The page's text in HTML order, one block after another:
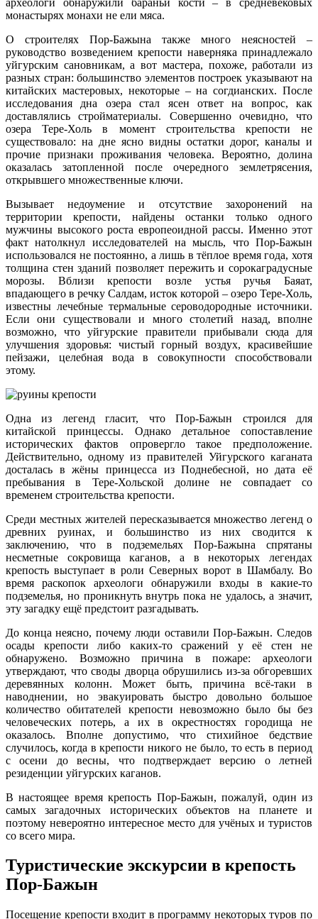
монастырях монахи не ели мяса.
О строителях Пор-Бажына также много неясностей –
руководство возведением крепости наверняка принадлежало
уйгурским сановникам, а вот мастера, похоже, работали из
разных стран: большинство элементов построек указывают на
китайских мастеровых, некоторые – на согдианских. После
исследования дна озера стал ясен ответ на вопрос, как
доставлялись стройматериалы. Совершенно очевидно, что
озера Тере-Холь в момент строительства крепости не
существовало: на дне ясно видны остатки дорог, каналы и
прочие признаки проживания человека. Вероятно, долина
оказалась затопленной после очередного землетрясения,
открывшего множественные ключи.
Вызывает недоумение и отсутствие захоронений на
территории крепости, найдены останки только одного
мужчины высокого роста европеоидной рассы. Именно этот
факт натолкнул исследователей на мысль, что Пор-Бажын
использовался не постоянно, а лишь в тёплое время года, хотя
толщина стен зданий позволяет пережить и сорокаградусные
морозы. Вблизи крепости возле устья ручья Баяат,
впадающего в речку Салдам, исток которой – озеро Тере-Холь,
известны лечебные термальные сероводородные источники.
Если они существовали и много столетий назад, вполне
возможно, что уйгурские правители прибывали сюда для
улучшения здоровья: чистый горный воздух, красивейшие
пейзажи, целебная вода в совокупности способствовали
этому.
Одна из легенд гласит, что Пор-Бажын строился для
китайской принцессы. Однако детальное сопоставление
исторических фактов опровергло такое предположение.
Действительно, одному из правителей Уйгурского каганата
досталась в жёны принцесса из Поднебесной, но дата её
пребывания в Тере-Хольской долине не совпадает со
временем строительства крепости.
Среди местных жителей пересказывается множество легенд о
древних руинах, и большинство из них сводится к
заключению, что в подземельях Пор-Бажына спрятаны
несметные сокровища каганов, а в некоторых легендах
крепость выступает в роли Северных ворот в Шамбалу. Во
время раскопок археологи обнаружили входы в какие-то
подземелья, но проникнуть внутрь пока не удалось, а значит,
эту загадку ещё предстоит разгадывать.
До конца неясно, почему люди оставили Пор-Бажын. Следов
осады крепости либо каких-то сражений у её стен не
обнаружено. Возможно причина в пожаре: археологи
утверждают, что своды дворца обрушились из-за обгоревших
деревянных колонн. Может быть, причина всё-таки в
наводнении, но эвакуировать быстро довольно большое
количество обитателей крепости невозможно было бы без
человеческих потерь, а их в окрестностях городища не
оказалось. Вполне допустимо, что стихийное бедствие
случилось, когда в крепости никого не было, то есть в период
с осени до весны, что подтверждает версию о летней
резиденции уйгурских каганов.
В настоящее время крепость Пор-Бажын, пожалуй, один из
самых загадочных исторических объектов на планете и
поэтому невероятно интересное место для учёных и туристов
со всего мира.
Туристические экскурсии в крепость
Пор-Бажын
Посещение крепости входит в программу некоторых туров по